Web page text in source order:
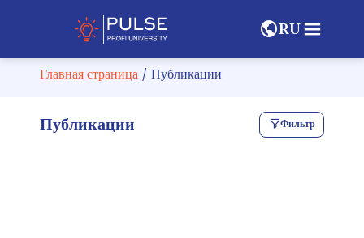
RU
Главная страница / Публикации
Публикации Фильтр